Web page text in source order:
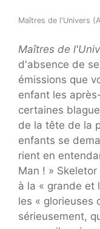
Maîtres de l'Univers
Maîtres de
d'absence de
émissions que
enfant les
certaines
de la tête de la
enfants se
rient en
Man ! »
à la « grande et
les « glorieuses
sérieusement,